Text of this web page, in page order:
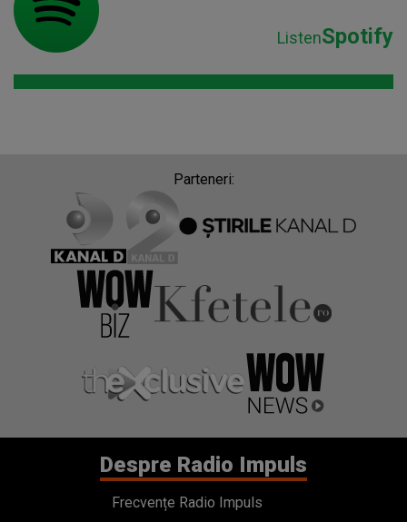
ListenSpotify
Parteneri:
Despre Radio Impuls
Frecvențe Radio Impuls